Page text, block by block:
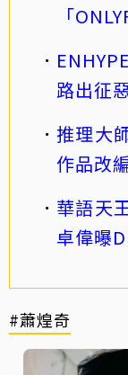
「
路出征
推理大
作品改
華語天
卓偉曝
#蕭煌奇